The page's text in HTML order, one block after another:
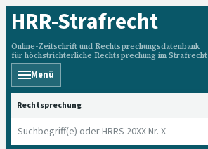
HRR-Strafrecht
Online-Zeitschrift und Rechtsprechungsdatenbank
für höchstrichterliche Rechtsprechung im Strafrecht
Menü
HRRS durchsuchen